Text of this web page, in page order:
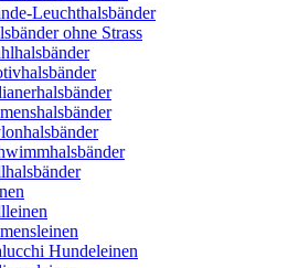
Leuchthalsbänder
ohne Strass
Hundeleinen